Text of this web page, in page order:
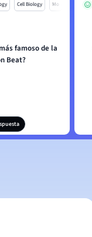
Cell Biology Mo
famoso de la
Beat?